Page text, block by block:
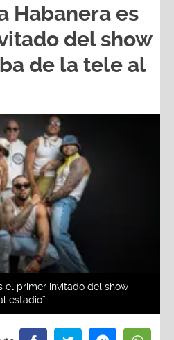
Habanera es
del show
de la tele al
el primer invitado del show
estadio¨